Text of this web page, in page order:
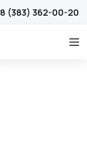
8 (383) 362-00-20